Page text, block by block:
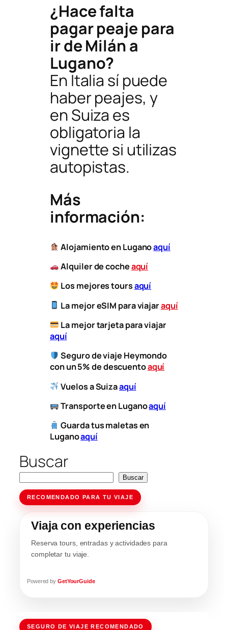
¿Hace falta
pagar peaje para
ir de Milán a
Lugano?
En Italia sí puede
haber peajes, y
en Suiza es
obligatoria la
vignette si utilizas
autopistas.
Más
información:
Alojamiento en Luganoaquí
Alquiler de cocheaquí
Los mejores toursaquí
La mejor eSIM para viajaraquí
La mejor tarjeta para viajar
aquí
Seguro de viaje Heymondo
con un 5% de descuentoaquí
Vuelos aSuizaaquí
​Transporteen Luganoaquí
Guarda tus maletas en
Luganoaquí
Buscar
Buscar
RECOMENDADO PARA TU VIAJE
Viaja con experiencias
Reserva tours, entradas y actividades para
completar tu viaje.
Powered by GetYourGuide
SEGURO DE VIAJE RECOMENDADO